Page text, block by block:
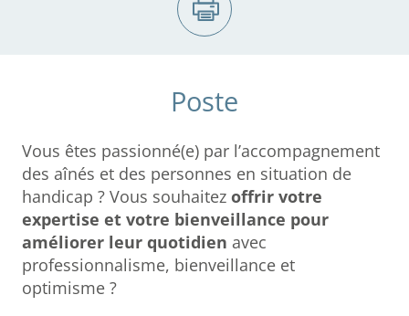
Poste
Vous êtes passionné(e) par l’accompagnement
des aînés et des personnes en situation de
handicap ? Vous souhaitez offrir votre
expertise et votre bienveillance pour
améliorer leur quotidien avec
professionnalisme, bienveillance et
optimisme ?